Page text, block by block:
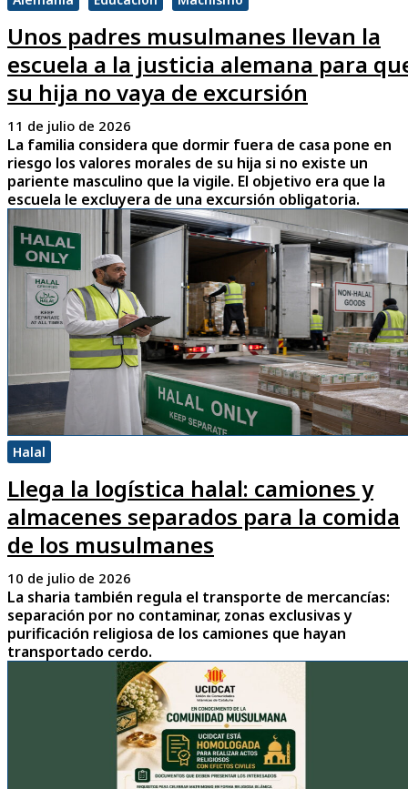
Unos padres musulmanes llevan la
escuela a la justicia alemana para
su hija no vaya de excursión
11 de julio de 2026
La familia considera que dormir fuera de casa pone en
riesgo los valores morales de su hija si no existe un
pariente masculino que la vigile. El objetivo era que la
escuela le excluyera de una excursión obligatoria.
Halal
Llega la logística halal: camiones y
almacenes separados para la comida
de los musulmanes
10 de julio de 2026
La sharia también regula el transporte de mercancías:
separación por no contaminar, zonas exclusivas y
purificación religiosa de los camiones que hayan
transportado cerdo.